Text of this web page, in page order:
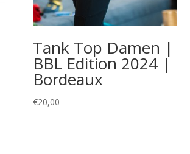
Tank Top Damen |
BBL Edition 2024 |
Bordeaux
€20,00